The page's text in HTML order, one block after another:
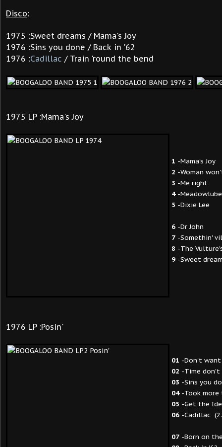
Disco:
1975 :Sweet dreams / Mama's Joy
1976 :Sins you done / Back in '62
1976 :Cadillac / Train 'round the bend
1975 LP :Mama's Joy
1 -Mama's
2 -Woman
3 -Me right
4-
5 -Dixie Lee
6 -Dr John
7 -Somethin'
8 -The
9 -Sweet
1976 LP :Posin'
01 -Don't
02 -Time
03 -Sins you
04-Took more
05 -Get the
06 -Cadillac
07 -Born on